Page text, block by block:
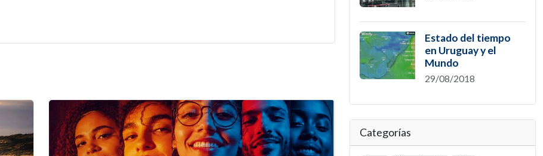
Estado del tiempo
en Uruguay y el
Mundo
29/08/2018
Categorías